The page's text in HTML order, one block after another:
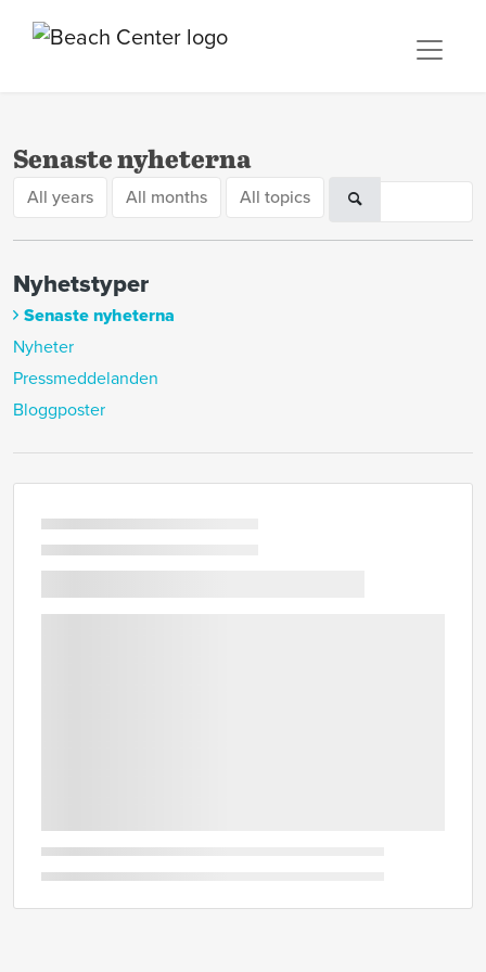
Senaste nyheterna
All years All months All topics
Nyhetstyper
Senaste nyheterna
Nyheter
Pressmeddelanden
Bloggposter